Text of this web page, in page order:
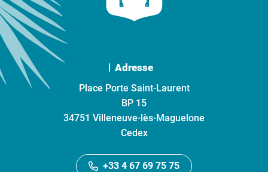
Adresse
Place Porte Saint-Laurent
BP 15
34751 Villeneuve-lès-Maguelone
Cedex
+33 4 67 69 75 75